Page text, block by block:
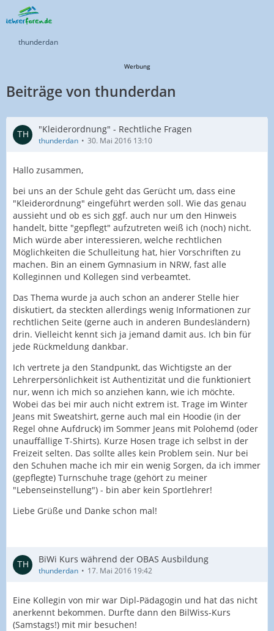
thunderdan
Werbung
Beiträge von thunderdan
"Kleiderordnung" - Rechtliche Fragen
thunderdan 30. Mai 2016 13:10
Hallo zusammen,
bei uns an der Schule geht das Gerücht um, dass eine
"Kleiderordnung" eingeführt werden soll. Wie das genau
aussieht und ob es sich ggf. auch nur um den Hinweis
handelt, bitte "gepflegt" aufzutreten weiß ich (noch) nicht.
Mich würde aber interessieren, welche rechtlichen
Möglichkeiten die Schulleitung hat, hier Vorschriften zu
machen. Bin an einem Gymnasium in NRW, fast alle
Kolleginnen und Kollegen sind verbeamtet.
Das Thema wurde ja auch schon an anderer Stelle hier
diskutiert, da steckten allerdings wenig Informationen zur
rechtlichen Seite (gerne auch in anderen Bundesländern)
drin. Vielleicht kennt sich ja jemand damit aus. Ich bin für
jede Rückmeldung dankbar.
Ich vertrete ja den Standpunkt, das Wichtigste an der
Lehrerpersönlichkeit ist Authentizität und die funktioniert
nur, wenn ich mich so anziehen kann, wie ich möchte.
Wobei das bei mir auch nicht extrem ist. Trage im Winter
Jeans mit Sweatshirt, gerne auch mal ein Hoodie (in der
Regel ohne Aufdruck) im Sommer Jeans mit Polohemd (oder
unauffällige T-Shirts). Kurze Hosen trage ich selbst in der
Freizeit selten. Das sollte alles kein Problem sein. Nur bei
den Schuhen mache ich mir ein wenig Sorgen, da ich immer
(gepflegte) Turnschuhe trage (gehört zu meiner
"Lebenseinstellung") - bin aber kein Sportlehrer!
Liebe Grüße und Danke schon mal!
BiWi Kurs während der OBAS Ausbildung
thunderdan 17. Mai 2016 19:42
Eine Kollegin von mir war Dipl-Pädagogin und hat das nicht
anerkennt bekommen. Durfte dann den BilWiss-Kurs
(Samstags!) mit mir besuchen!